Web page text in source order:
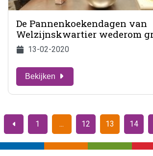
De Pannenkoekendagen van
Welzijnskwartier wederom
13-02-2020
Bekijken
1 12 13 14